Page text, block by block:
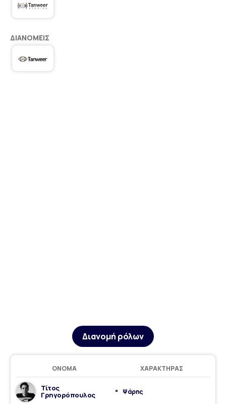
ΔΙΑΝΟΜΕΊΣ
Διανομή ρόλων
ΌΝΟΜΑ ΧΑΡΑΚΤΉΡΑΣ
Τίτος
Γρηγορόπουλος Ψάρης